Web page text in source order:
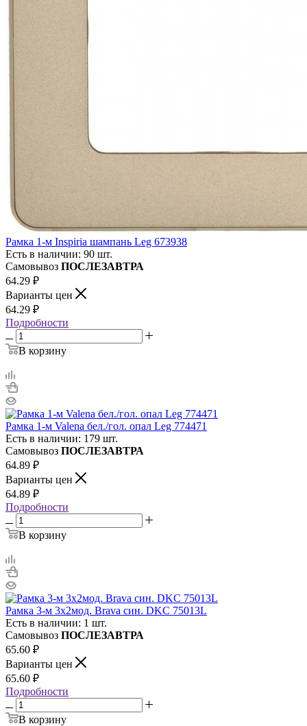
Рамка 1-м Inspiria шампань Leg 673938
Есть в наличии: 90 шт.
Самовывоз ПОСЛЕЗАВТРА
64.29 ₽
Варианты цен
64.29 ₽
Подробности
В корзину
Рамка 1-м Valena бел./гол. опал Leg 774471
Есть в наличии: 179 шт.
Самовывоз ПОСЛЕЗАВТРА
64.89 ₽
Варианты цен
64.89 ₽
Подробности
В корзину
Рамка 3-м 3х2мод. Brava син. DKC 75013L
Есть в наличии: 1 шт.
Самовывоз ПОСЛЕЗАВТРА
65.60 ₽
Варианты цен
65.60 ₽
Подробности
В корзину